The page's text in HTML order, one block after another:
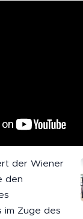
der Wiener
den
im Zuge des